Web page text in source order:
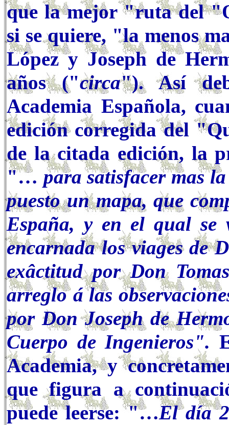
que la mejor "ruta del
si se quiere, "la menos
López y Joseph de
años ("circa"). Así
Academia Española,
edición corregida del
de la citada edición, la
"… para satisfacer mas
puesto un mapa, que
España, y en el qual se
encarnada los viages de
exâctitud por Don
arreglo á las
por Don Joseph de
Cuerpo de Ingenieros".
Academia, y
que figura a
puede leerse: "…El día